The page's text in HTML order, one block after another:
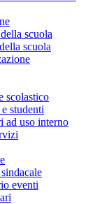
scuola
scuola
scolastico
studenti
ad uso interno
eventi